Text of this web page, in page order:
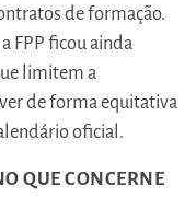
de formação.
FPP ficou ainda
limitem a
de forma equitativa
oficial.
QUE CONCERNE